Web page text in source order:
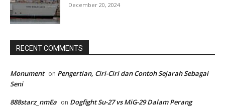
December 20, 2024
RECENT COMMENTS
Monument on Pengertian, Ciri-Ciri dan Contoh Sejarah Sebagai
Seni
888starz_nmEa on Dogfight Su-27 vs MiG-29 Dalam Perang